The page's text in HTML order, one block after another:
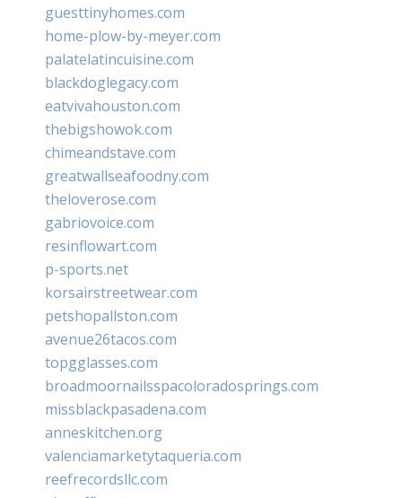
guesttinyhomes.com
home-plow-by-meyer.com
palatelatincuisine.com
blackdoglegacy.com
eatvivahouston.com
thebigshowok.com
chimeandstave.com
greatwallseafoodny.com
theloverose.com
gabriovoice.com
resinflowart.com
p-sports.net
korsairstreetwear.com
petshopallston.com
avenue26tacos.com
topgglasses.com
broadmoornailsspacoloradosprings.com
missblackpasadena.com
anneskitchen.org
valenciamarketytaqueria.com
reefrecordsllc.com